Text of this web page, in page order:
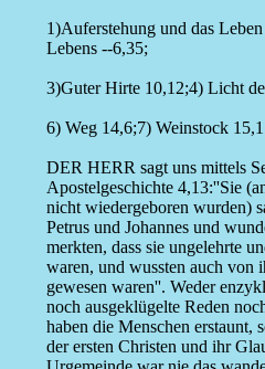
1)Auferstehung und das
Lebens --6,35;
3)Guter Hirte 10,12;4) Licht
6) Weg 14,6;7) Weinstock
DER HERR sagt uns mittels
Apostelgeschichte 4,13:''Sie
nicht wiedergeboren wurden)
Petrus und Johannes und
merkten, dass sie ungelehrte
waren, und wussten auch von
gewesen waren''. Weder
noch ausgeklügelte Reden
haben die Menschen erstaunt,
der ersten Christen und ihr